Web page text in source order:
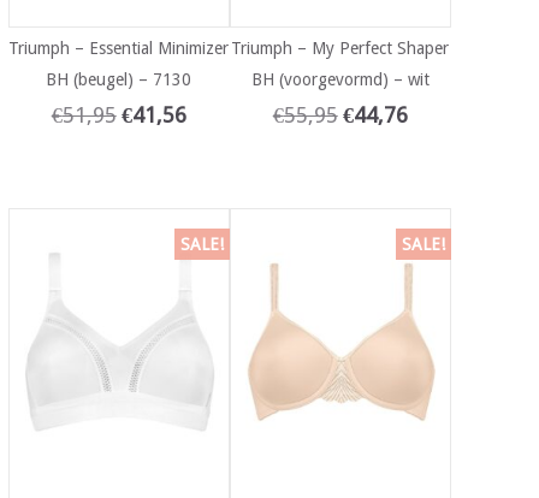
Triumph – Essential Minimizer
BH (beugel) – 7130
€51,95 €41,56
Triumph – My Perfect Shaper
BH (voorgevormd) – wit
€55,95 €44,76
SALE! SALE!